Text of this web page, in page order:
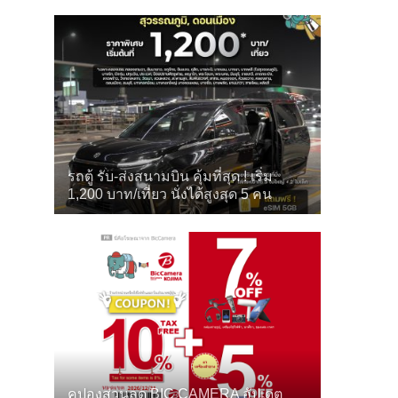
รถตู้ รับ-ส่งสนามบิน คุ้มที่สุด ! เริ่ม
1,200 บาท/เที่ยว นั่งได้สูงสุด 5 คน
คูปองส่วนลด BIC CAMERA อัปเดต